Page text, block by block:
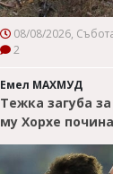
08/08/2026,
2
Емел МАХМУД
Тежка загуба
му Хорхе